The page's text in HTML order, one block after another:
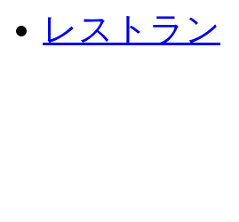
レストラン